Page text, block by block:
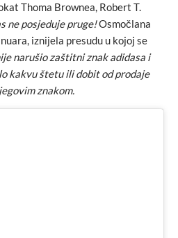
Thoma Brownea, Robert T.
ne posjeduje pruge!Osmočlana
iznijela presudu u kojoj se
narušio zaštitni znak adidasa i
kakvu štetu ili dobit od prodaje
znakom.